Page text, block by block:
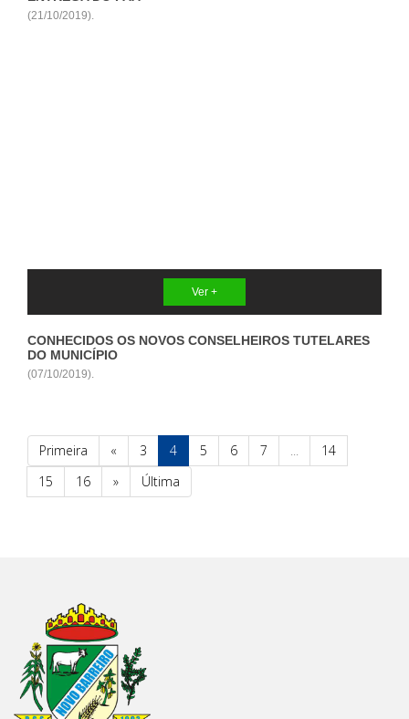
(21/10/2019).
Ver +
CONHECIDOS OS NOVOS CONSELHEIROS TUTELARES
DO MUNICÍPIO
(07/10/2019).
Primeira « 3 4 5 6 7
14
15
16 » Última